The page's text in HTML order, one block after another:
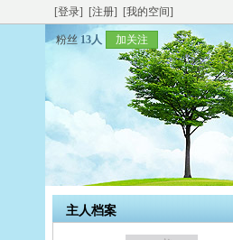
[登录] [注册] [我的空间]
粉丝 13人 加关注
主人档案